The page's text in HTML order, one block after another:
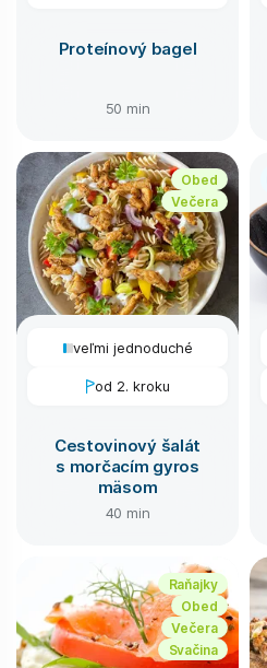
Proteínový bagel
50 min
Obed
Večera
veľmi jednoduché
od 2. kroku
Cestovinový šalát
s morčacím gyros
mäsom
40 min
Raňajky
Obed
Večera
Svačina